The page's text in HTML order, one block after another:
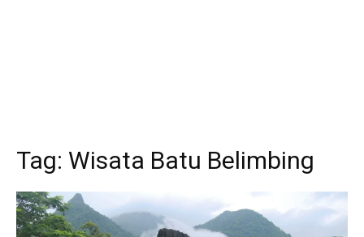
Tag: Wisata Batu Belimbing